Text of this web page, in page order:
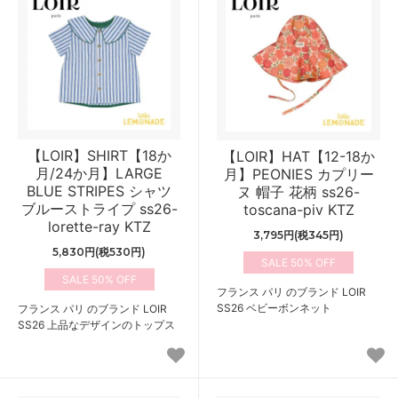
【LOIR】SHIRT【18か
月/24か月】LARGE
BLUE STRIPES シャツ
ブルーストライプ ss26-
lorette-ray KTZ
5,830円(税530円)
50%
フランス パリ のブランド LOIR
SS26 上品なデザインのトップス
【LOIR】HAT【12-18か
月】PEONIES カプリー
ヌ 帽子 花柄 ss26-
toscana-piv KTZ
3,795円(税345円)
50%
フランス パリ のブランド LOIR
SS26 ベビーボンネット